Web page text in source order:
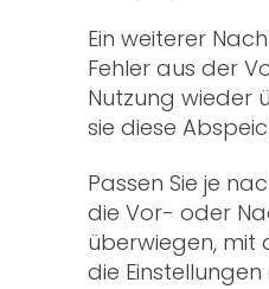
Ein weiterer
Fehler aus der
Nutzung wieder
sie diese
Passen Sie je
die Vor- oder
überwiegen, mit
die Einstellungen